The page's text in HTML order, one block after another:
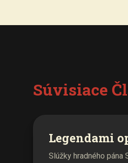
Súvisiace
Legendami
Slúžky hradného